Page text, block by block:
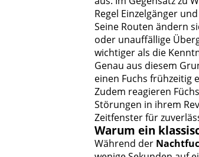
Regel Einzelgänger
Seine Routen ändern
oder unauffällige
wichtiger als die
Genau aus diesem
einen Fuchs frühzeitig
Zudem reagieren
Störungen in ihrem
Zeitfenster für
Warum ein
Während der